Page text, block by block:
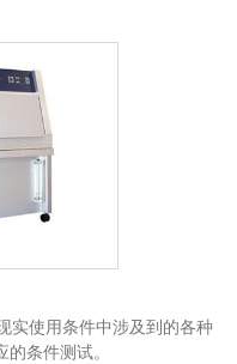
实使用条件中涉及到的各种
条件测试。